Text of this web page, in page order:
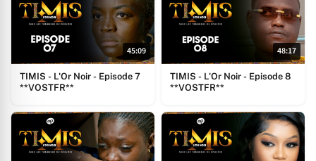
45:09
TIMIS - L'Or Noir - Episode 7
**VOSTFR**
48:17
TIMIS - L'Or Noir - Episode 8
**VOSTFR**